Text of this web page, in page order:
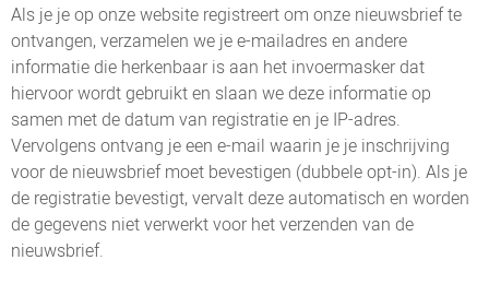
Als je je op onze website registreert om onze nieuwsbrief te
ontvangen, verzamelen we je e-mailadres en andere
informatie die herkenbaar is aan het invoermasker dat
hiervoor wordt gebruikt en slaan we deze informatie op
samen met de datum van registratie en je IP-adres.
Vervolgens ontvang je een e-mail waarin je je inschrijving
voor de nieuwsbrief moet bevestigen (dubbele opt-in). Als je
de registratie bevestigt, vervalt deze automatisch en worden
de gegevens niet verwerkt voor het verzenden van de
nieuwsbrief.